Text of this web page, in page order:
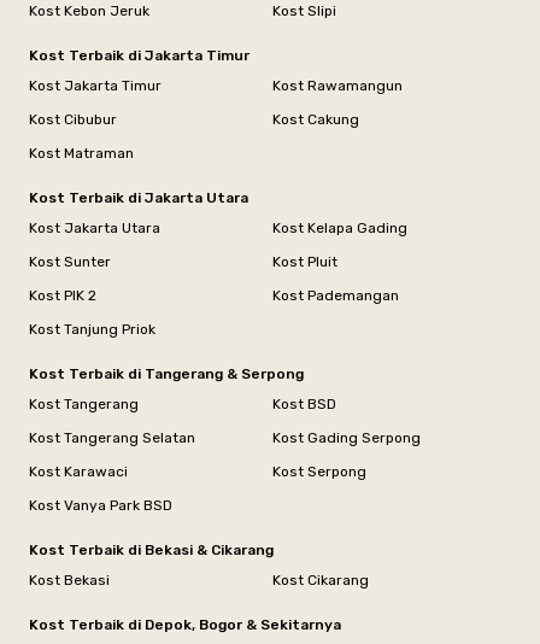
Kost Kebon Jeruk
Kost Slipi
Kost Terbaik di Jakarta Timur
Kost Jakarta Timur
Kost Rawamangun
Kost Cibubur
Kost Cakung
Kost Matraman
Kost Terbaik di Jakarta Utara
Kost Jakarta Utara
Kost Kelapa Gading
Kost Sunter
Kost Pluit
Kost PIK 2
Kost Pademangan
Kost Tanjung Priok
Kost Terbaik di Tangerang & Serpong
Kost Tangerang
Kost BSD
Kost Tangerang Selatan
Kost Gading Serpong
Kost Karawaci
Kost Serpong
Kost Vanya Park BSD
Kost Terbaik di Bekasi & Cikarang
Kost Bekasi
Kost Cikarang
Kost Terbaik di Depok, Bogor & Sekitarnya